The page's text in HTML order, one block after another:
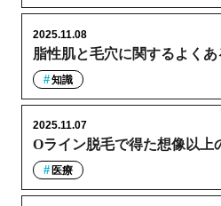
脂性肌と毛穴に関するよくあ
2025.11.08
知識
Oライン脱毛で得た想像以上
2025.11.07
医療